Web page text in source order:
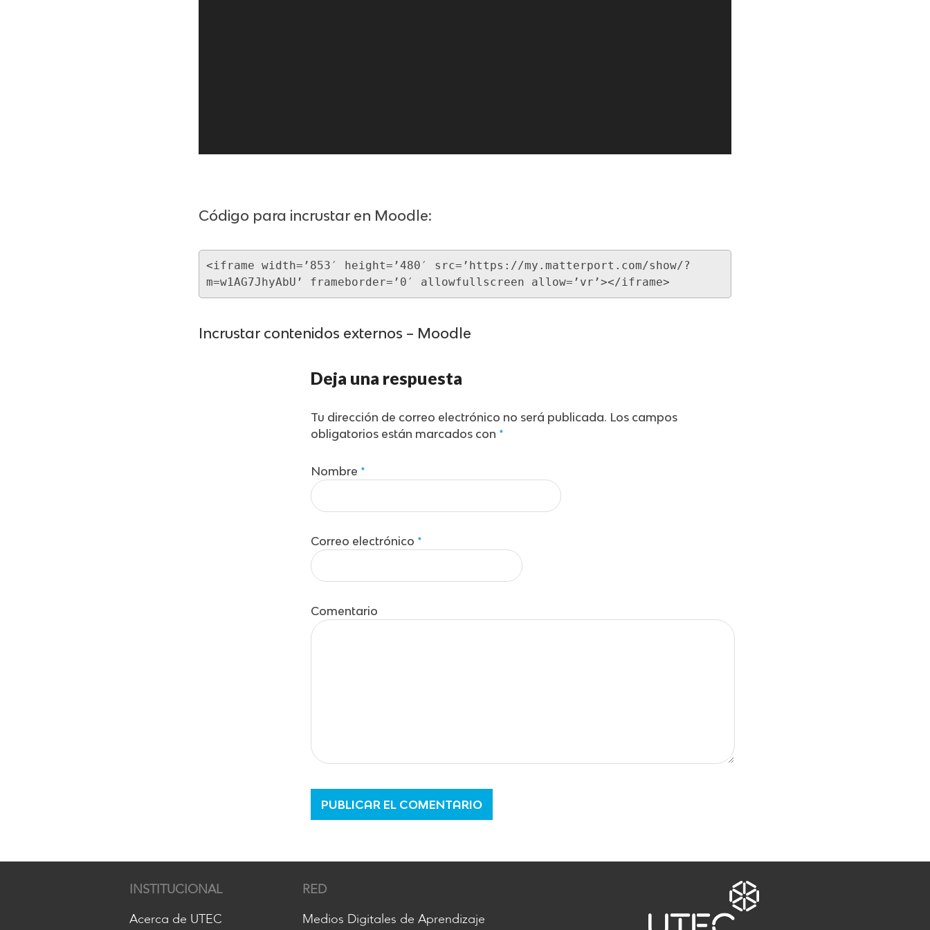
Código para incrustar en Moodle:
<iframe width=’853′ height=’480′ src=’https://my.matterport.com/show/?
m=w1AG7JhyAbU’ frameborder=’0′ allowfullscreen allow=’vr’></iframe>
Incrustar contenidos externos – Moodle
Deja una respuesta
Tu dirección de correo electrónico no será publicada. Los campos
obligatorios están marcados con *
Nombre *
Correo electrónico *
Comentario
INSTITUCIONAL
Acerca de UTEC
RED
Medios Digitales de Aprendizaje